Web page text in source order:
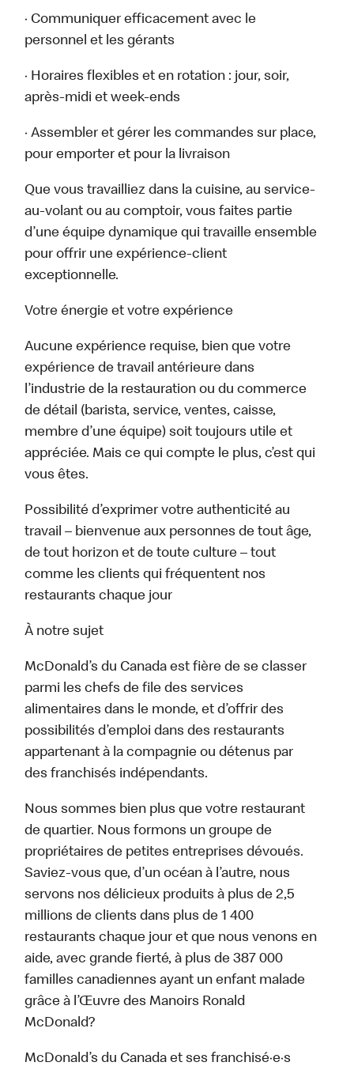
· Communiquer efficacement avec le
personnel et les gérants
· Horaires flexibles et en rotation : jour, soir,
après-midi et week-ends
· Assembler et gérer les commandes sur place,
pour emporter et pour la livraison
Que vous travailliez dans la cuisine, au service-
au-volant ou au comptoir, vous faites partie
d’une équipe dynamique qui travaille ensemble
pour offrir une expérience-client
exceptionnelle.
Votre énergie et votre expérience
Aucune expérience requise, bien que votre
expérience de travail antérieure dans
l’industrie de la restauration ou du commerce
de détail (barista, service, ventes, caisse,
membre d’une équipe) soit toujours utile et
appréciée. Mais ce qui compte le plus, c’est qui
vous êtes.
Possibilité d’exprimer votre authenticité au
travail – bienvenue aux personnes de tout âge,
de tout horizon et de toute culture – tout
comme les clients qui fréquentent nos
restaurants chaque jour
À notre sujet
McDonald’s du Canada est fière de se classer
parmi les chefs de file des services
alimentaires dans le monde, et d’offrir des
possibilités d’emploi dans des restaurants
appartenant à la compagnie ou détenus par
des franchisés indépendants.
Nous sommes bien plus que votre restaurant
de quartier. Nous formons un groupe de
propriétaires de petites entreprises dévoués.
Saviez-vous que, d’un océan à l’autre, nous
servons nos délicieux produits à plus de 2,5
millions de clients dans plus de 1 400
restaurants chaque jour et que nous venons en
aide, avec grande fierté, à plus de 387 000
familles canadiennes ayant un enfant malade
grâce à l’Œuvre des Manoirs Ronald
McDonald?
McDonald’s du Canada et ses franchisé·e·s